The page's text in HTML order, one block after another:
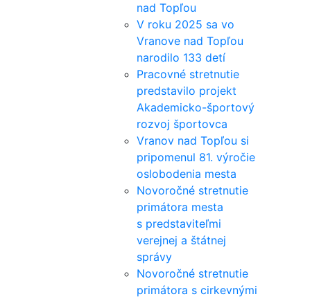
nad Topľou
V roku 2025 sa vo
Vranove nad Topľou
narodilo 133 detí
Pracovné stretnutie
predstavilo projekt
Akademicko-športový
rozvoj športovca
Vranov nad Topľou si
pripomenul 81. výročie
oslobodenia mesta
Novoročné stretnutie
primátora mesta
s predstaviteľmi
verejnej a štátnej
správy
Novoročné stretnutie
primátora s cirkevnými